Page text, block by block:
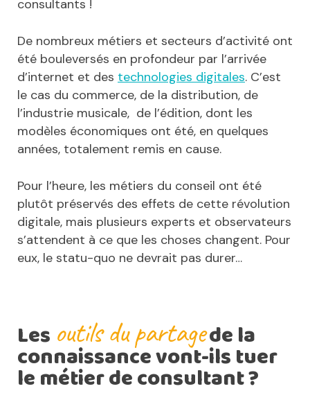
consultants !
De nombreux métiers et secteurs d’activité ont
été bouleversés en profondeur par l’arrivée
d’internet et des technologies digitales. C’est
le cas du commerce, de la distribution, de
l’industrie musicale, de l’édition, dont les
modèles économiques ont été, en quelques
années, totalement remis en cause.
Pour l’heure, les métiers du conseil ont été
plutôt préservés des effets de cette révolution
digitale, mais plusieurs experts et observateurs
s’attendent à ce que les choses changent. Pour
eux, le statu-quo ne devrait pas durer…
Les outils du partagede la
connaissance vont-ils tuer
le métier de consultant ?